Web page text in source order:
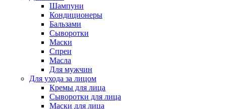
Шампуни
Кондиционеры
Бальзами
Сыворотки
Маски
Спреи
Масла
Для мужчин
Для ухода за лицом
Кремы для лица
Сыворотки для лица
Маски для лица